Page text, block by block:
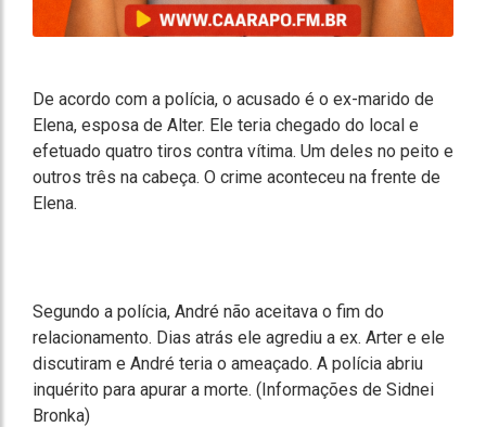
De acordo com a polícia, o acusado é o ex-marido de
Elena, esposa de Alter. Ele teria chegado do local e
efetuado quatro tiros contra vítima. Um deles no peito e
outros três na cabeça. O crime aconteceu na frente de
Elena.
Segundo a polícia, André não aceitava o fim do
relacionamento. Dias atrás ele agrediu a ex. Arter e ele
discutiram e André teria o ameaçado. A polícia abriu
inquérito para apurar a morte. (Informações de Sidnei
Bronka)